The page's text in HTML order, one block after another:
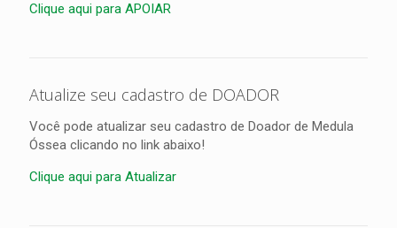
Clique aqui para APOIAR
Atualize seu cadastro de DOADOR
Você pode atualizar seu cadastro de Doador de Medula
Óssea clicando no link abaixo!
Clique aqui para Atualizar